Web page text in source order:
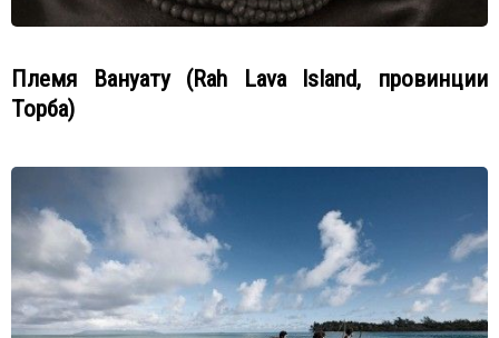
Племя Вануату (Rah Lava Island, провинции
Торба)